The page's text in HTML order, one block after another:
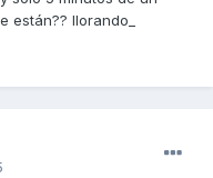
llorando_